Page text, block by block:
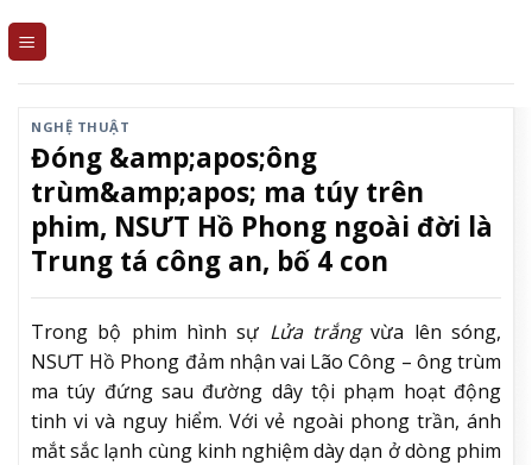
NGHỆ THUẬT
Đóng &amp;apos;ông
trùm&amp;apos; ma túy trên
phim, NSƯT Hồ Phong ngoài đời là
Trung tá công an, bố 4 con
Trong bộ phim hình sự Lửa trắngvừa lên sóng,
NSƯT Hồ Phong đảm nhận vai Lão Công – ông trùm
ma túy đứng sau đường dây tội phạm hoạt động
tinh vi và nguy hiểm. Với vẻ ngoài phong trần, ánh
mắt sắc lạnh cùng kinh nghiệm dày dạn ở dòng phim